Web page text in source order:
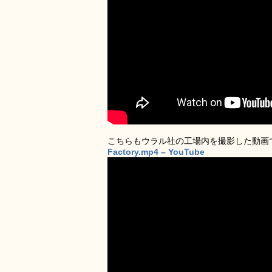
こちらもウラル社の工場内を撮影した動画
Factory.mp4 – YouTube